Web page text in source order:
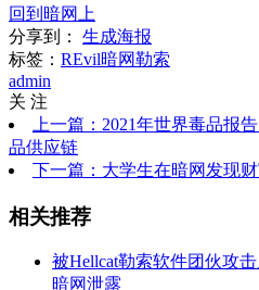
回到暗网上
分享到：
生成海报
标签： REvil暗网勒索
admin
关 注
上一篇：2021年世界毒品报
品供应链
下一篇：大学生在暗网发现
相关推荐
被Hellcat勒索软件团伙攻
暗网泄露